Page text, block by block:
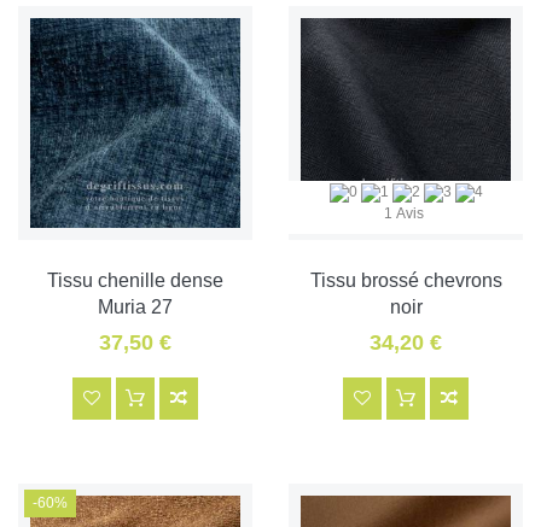
Tissu chenille dense
Muria 27
37,50 €
1 Avis
Tissu brossé chevrons
noir
34,20 €
-60%